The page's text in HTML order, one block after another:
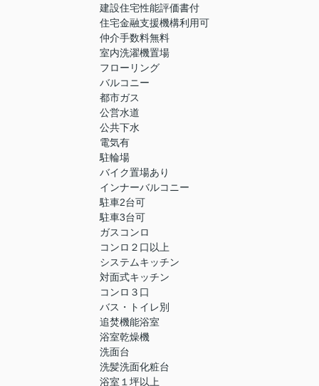
建設住宅性能評価書付
住宅金融支援機構利用可
仲介手数料無料
室内洗濯機置場
フローリング
バルコニー
都市ガス
公営水道
公共下水
電気有
駐輪場
バイク置場あり
インナーバルコニー
駐車2台可
駐車3台可
ガスコンロ
コンロ２口以上
システムキッチン
対面式キッチン
コンロ３口
バス・トイレ別
追焚機能浴室
浴室乾燥機
洗面台
洗髪洗面化粧台
浴室１坪以上